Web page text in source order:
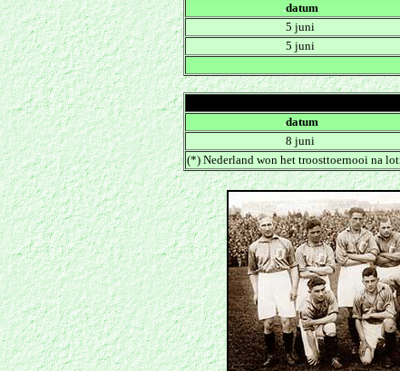
.datum
5 juni
5 juni
.datum
8 juni
(*) Nederland won het troosttoernooi na